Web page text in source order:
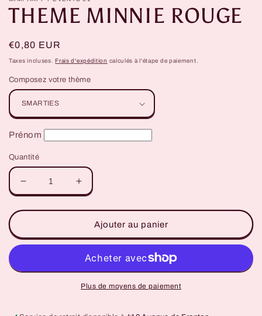
fenêtre
modale
THEME MINNIE ROUGE
Prix
habituel
€0,80 EUR
Taxes incluses.Frais d'expédition calculés à l'étape de paiement.
Composez votre thème
Prénom
Quantité
Réduire
la
quantité
THEME
MINNIE
Augmenter
la
quantité
THEME
MINNIE
ROUGE
Ajouter au panier
Plus de moyens de paiement